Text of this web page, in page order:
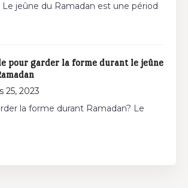
jeûne du Ramadan est une périod
pour garder la forme durant le jeûne
25, 2023
la forme durant Ramadan? Le